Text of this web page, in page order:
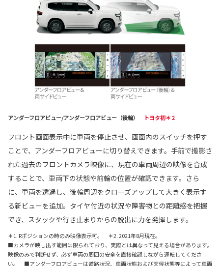
アンダーフロアビュー/アンダーフロアビュー（後輪） トヨタ初＊ 2
フロント画面表示中に車両を停止させ、画面内のスイッチを押す
ことで、アンダーフロアビューに切り替えできます。手前で撮影さ
れた過去のフロントカメラ映像に、現在の車両周辺の映像を合成
することで、車両下の状態や前輪の位置が確認できます。さら
に、車両を透過し、後輪周辺をクローズアップして大きく表示す
る新ビューを追加。タイヤ付近の状況や障害物との距離感を把握
でき、スタックや行き止まりからの脱出に力を発揮します。
＊1. Rポジションの時のみ映像表示可。 ＊2. 2021年8月現在。
■カメラが映し出す範囲は限られており、実際とは異なって見える場合があります。
映像のみで判断せず、必ず車両の周囲の安全を直接確認しながら運転してくださ
い。 ■アンダーフロアビューは道路状況、車両状態および天候状態等によって車両